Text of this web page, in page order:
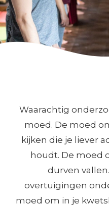
Waarachtig
moed. De moed
kijken die je liever
houdt. De moed
durven
overtuigingen
moed om in je